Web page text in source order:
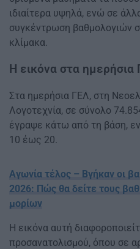
ιδιαίτερα υψηλά, ενώ σε
συγκέντρωση βαθμολογιών
κλίμακα.
Η εικόνα στα ημερήσια
Στα ημερήσια ΓΕΛ, στη
Λογοτεχνία, σε σύνολο
έγραψε κάτω από τη βάση,
10 έως 20.
Αγωνία τέλος – Βγήκαν οι
2026: Πώς θα δείτε τους
μορίων
Η εικόνα αυτή
προσανατολισμού, όπου σε